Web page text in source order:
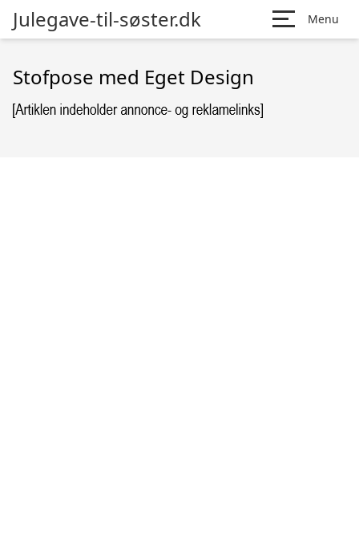
Julegave-til-søster.dk Menu
Stofpose med Eget Design